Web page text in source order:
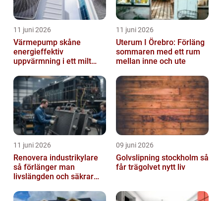
11 juni 2026
Värmepump skåne
energieffektiv
uppvärmning i ett milt
11 juni 2026
Uterum I Örebro: Förläng
sommaren med ett rum
mellan inne och ute
11 juni 2026
Renovera industrikylare
så förlänger man
livslängden och säkrar
09 juni 2026
Golvslipning stockholm så
får trägolvet nytt liv